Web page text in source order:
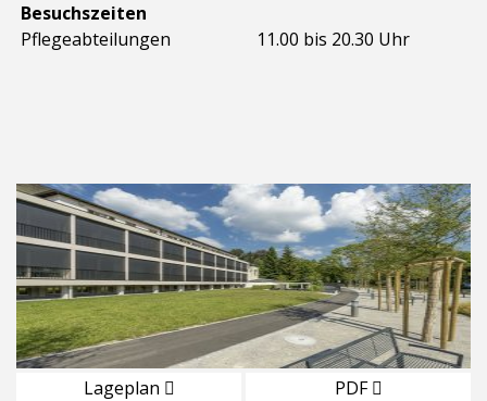
Besuchszeiten
Pflegeabteilungen
11.00 bis 20.30 Uhr
Lageplan PDF